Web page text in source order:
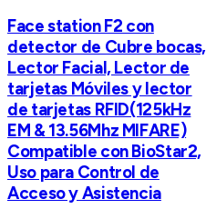
Face station F2 con
detector de Cubre bocas,
Lector Facial, Lector de
tarjetas Móviles y lector
de tarjetas RFID(125kHz
EM & 13.56Mhz MIFARE)
Compatible con BioStar2,
Uso para Control de
Acceso y Asistencia